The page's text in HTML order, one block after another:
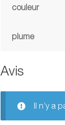
couleur
plume
Avis
Il n’y a